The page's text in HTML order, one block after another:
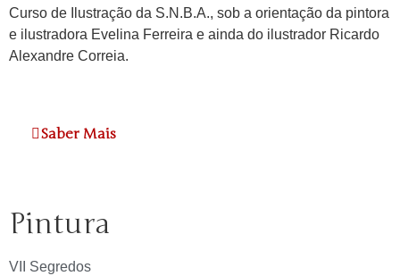
Curso de Ilustração da S.N.B.A., sob a orientação da pintora
e ilustradora Evelina Ferreira e ainda do ilustrador Ricardo
Alexandre Correia.
Saber Mais
Pintura
VII Segredos